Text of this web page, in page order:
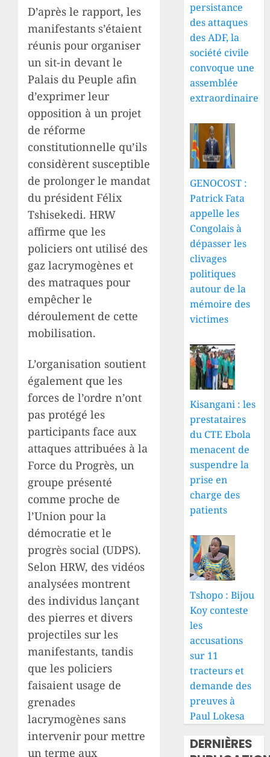
D’après le rapport, les
manifestants s’étaient
réunis pour organiser
un sit-in devant le
Palais du Peuple afin
d’exprimer leur
opposition à un projet
de réforme
constitutionnelle qu’ils
considèrent susceptible
de prolonger le mandat
du président Félix
Tshisekedi. HRW
affirme que les
policiers ont utilisé des
gaz lacrymogènes et
des matraques pour
empêcher le
déroulement de cette
mobilisation.
L’organisation soutient
également que les
forces de l’ordre n’ont
pas protégé les
participants face aux
attaques attribuées à la
Force du Progrès, un
groupe présenté
comme proche de
l’Union pour la
démocratie et le
progrès social (UDPS).
Selon HRW, des vidéos
analysées montrent
des individus lançant
des pierres et divers
projectiles sur les
manifestants, tandis
que les policiers
faisaient usage de
grenades
lacrymogènes sans
intervenir pour mettre
un terme aux
persistance
des attaques
des ADF, la
société civile
convoque une
assemblée
extraordinaire
GENOCOST :
Patrick Fata
appelle les
Congolais à
dépasser les
clivages
politiques
autour de la
mémoire des
victimes
Kisangani : les
prestataires
du CTE Ebola
menacent de
suspendre la
prise en
charge des
patients
Tshopo : Bijou
Koy conteste
les
accusations
sur 11
tracteurs et
demande des
preuves à
Paul Lokesa
DERNIÈRES